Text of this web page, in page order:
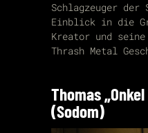
Schlagzeuger der
Einblick in die
Kreator und
Thrash Metal
Thomas
(Sodom)